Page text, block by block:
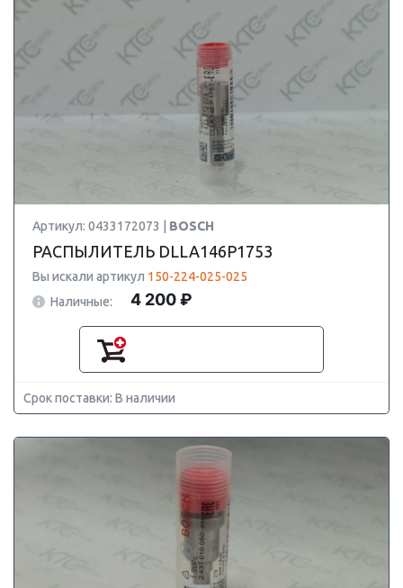
Артикул: 0433172073 | BOSCH
РАСПЫЛИТЕЛЬ DLLA146P1753
Вы искали артикул 150-224-025-025
Наличные:
4 200 ₽
Срок поставки: В наличии